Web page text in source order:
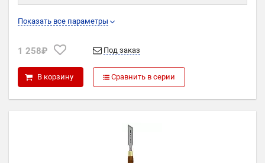
Показать все параметры
1 258₽ Под заказ
В корзину Сравнить в серии